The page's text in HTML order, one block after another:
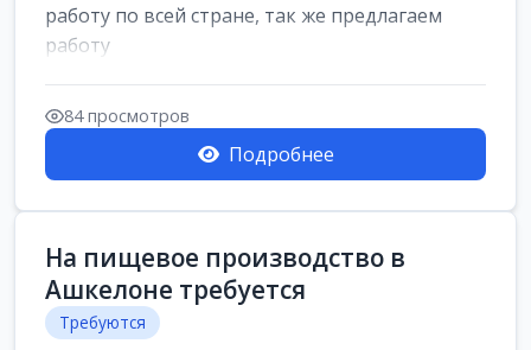
работу по всей стране, так же предлагаем
работу
84 просмотров
Подробнее
На пищевое производство в
Ашкелоне требуется
Требуются